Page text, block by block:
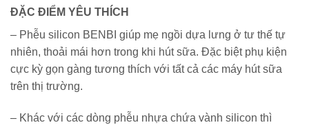
ĐẶC ĐIỂM YÊU THÍCH
– Phễu silicon BENBI giúp mẹ ngồi dựa lưng ở tư thế tự
nhiên, thoải mái hơn trong khi hút sữa. Đặc biệt phụ kiện
cực kỳ gọn gàng tương thích với tất cả các máy hút sữa
trên thị trường.
– Khác với các dòng phễu nhựa chứa vành silicon thì